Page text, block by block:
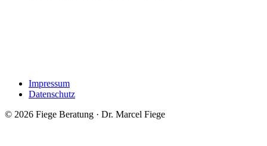
Impressum
Datenschutz
© 2026 Fiege Beratung · Dr. Marcel Fiege